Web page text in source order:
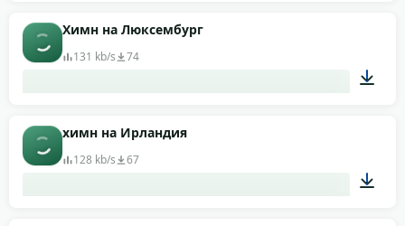
Химн на Люксембург
131 kb/s 74
химн на Ирландия
128 kb/s 67